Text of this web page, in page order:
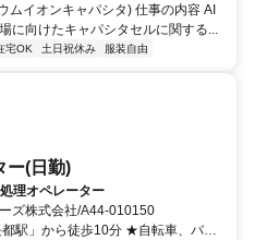
ムイオンキャパシタ) 仕事の内容 AI
に向けたキャパシタセルに関する...
宅OK 土日祝休み 服装自由
ー(日勤)
理オペレーター
ズ株式会社/A44-010150
駅」から徒歩10分 ★自転車、バイ